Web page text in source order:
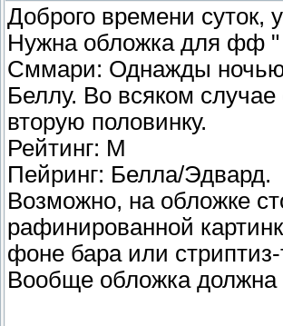
Доброго времени суток,
Нужна обложка для фф "
Сммари: Однажды ночью
Беллу. Во всяком
вторую половинку.
Рейтинг: М
Пейринг: Белла/Эдвард.
Возможно, на обложке
рафинированной
фоне бара или
Вообще обложка